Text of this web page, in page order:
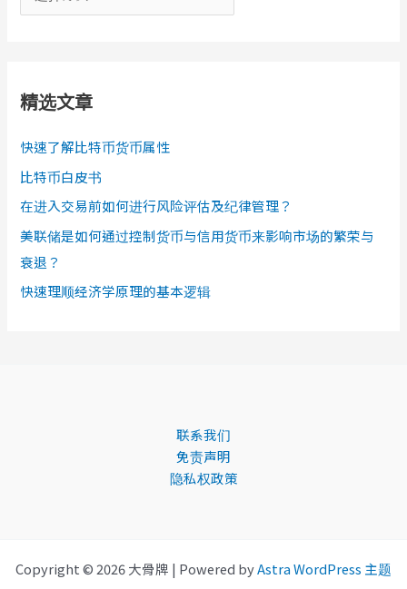
类
精选文章
快速了解比特币货币属性
比特币白皮书
在进入交易前如何进行风险评估及纪律管理？
美联储是如何通过控制货币与信用货币来影响市场的繁荣与
衰退？
快速理顺经济学原理的基本逻辑
联系我们
免责声明
隐私权政策
Copyright © 2026 大骨牌 | Powered byAstra WordPress 主题